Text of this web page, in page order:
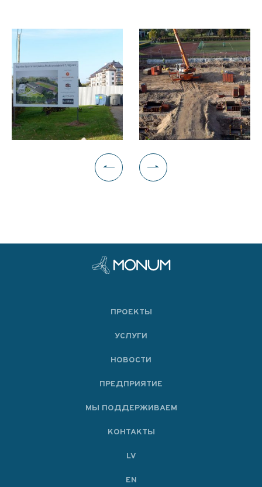
ПРОЕКТЫ
УСЛУГИ
НОВОСТИ
ПРЕДПРИЯТИЕ
МЫ ПОДДЕРЖИВАЕМ
KОНТАКТЫ
LV
EN